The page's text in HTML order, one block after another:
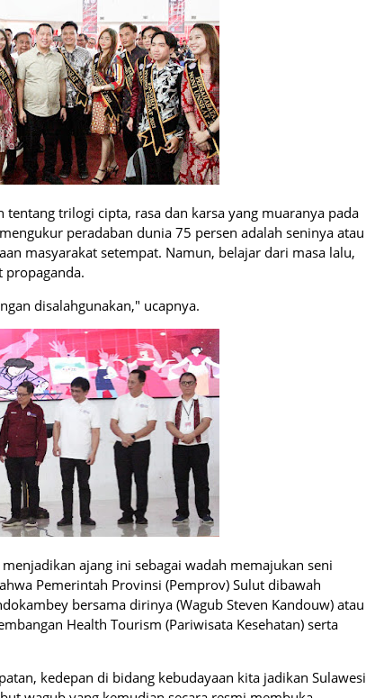
trilogi cipta, rasa dan karsa yang muaranya pada
peradaban dunia 75 persen adalah seninya atau
masyarakat setempat. Namun, belajar dari masa lalu,
propaganda.
disalahgunakan," ucapnya.
ajang ini sebagai wadah memajukan seni
Pemerintah Provinsi (Pemprov) Sulut dibawah
bersama dirinya (Wagub Steven Kandouw) atau
Health Tourism (Pariwisata Kesehatan) serta
kedepan di bidang kebudayaan kita jadikan Sulawesi